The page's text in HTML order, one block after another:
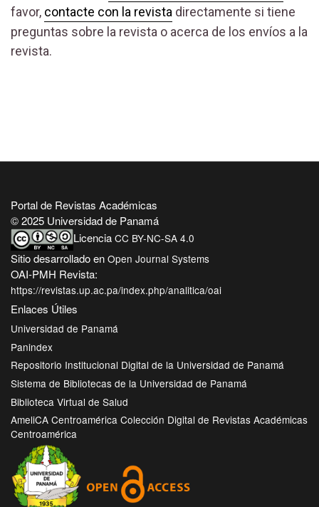
favor, contacte con la revista directamente si tiene
preguntas sobre la revista o acerca de los envíos a la
revista.
Portal de Revistas Académicas
© 2025 Universidad de Panamá
Licencia CC BY-NC-SA 4.0
Sitio desarrollado en Open Journal Systems
OAI-PMH Revista:
https://revistas.up.ac.pa/index.php/analitica/oai
Enlaces Útiles
Universidad de Panamá
Panindex
Repositorio Institucional Digital de la Universidad de Panamá
Sistema de Bibliotecas de la Universidad de Panamá
Biblioteca Virtual de Salud
AmeliCA Centroamérica Colección Digital de Revistas Académicas
Centroamérica